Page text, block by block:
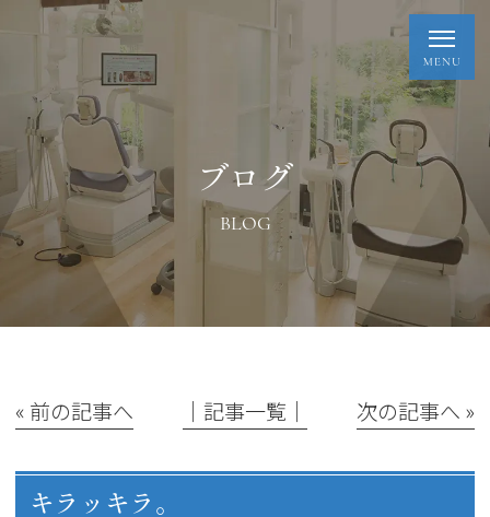
ブログ
BLOG
« 前の記事へ │記事一覧│ 次の記事へ »
キラッキラ。